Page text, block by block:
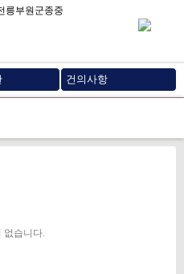
건의사항
없습니다.